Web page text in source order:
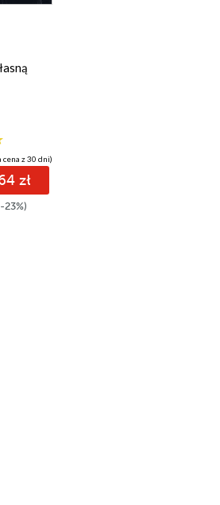
cena z 30 dni)
zł
23%)